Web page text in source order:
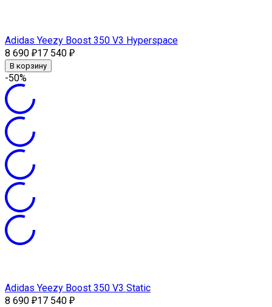
Adidas Yeezy Boost 350 V3 Hyperspace
8 690 ₽17 540 ₽
В корзину
-50%
Adidas Yeezy Boost 350 V3 Static
8 690 ₽17 540 ₽